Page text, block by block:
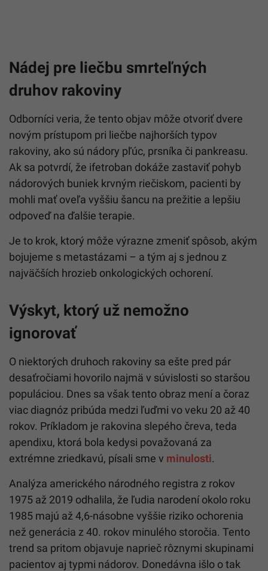
Nádej pre liečbu smrteľných
druhov rakoviny
Odborníci veria, že tento objav môže otvoriť dvere
novým prístupom pri liečbe najhorších typov
rakoviny, ako sú nádory pľúc, prsníka či pankreasu.
Ak sa potvrdí, že ifetroban dokáže zastaviť pohyb
nádorových buniek krvným riečiskom, pacienti by
mohli mať oveľa vyššiu šancu na prežitie a lepšiu
odpoveď na ďalšie terapie.
Je to krok, ktorý môže výrazne zmeniť spôsob, akým
bojujeme s metastázami – a tým aj s jednou z
najväčších hrozieb onkologických ochorení.
Výskyt, ktorý už nemožno
ignorovať
O niektorých druhoch rakoviny sa ešte pred pár
desaťročiami hovorilo najmä v súvislosti so staršou
populáciou. Dnes sa však tento obraz mení a čoraz
viac diagnóz pribúda medzi ľuďmi vo veku 20 až 40
rokov. Príkladom je rakovina slepého čreva, teda
apendixu, ktorá bola kedysi považovaná za
extrémne zriedkavú, písali sme v minulosti.
Analýza amerického národného registra z rokov
1975 až 2019 odhalila, že ľudia narodení okolo roku
1985 majú až 4,6-násobne vyššie riziko ochorenia
než generácia z 40. rokov minulého storočia. Tento
trend sa pritom objavuje naprieč rôznymi skupinami
pacientov aj typmi nádorov. Donedávna išlo o tak